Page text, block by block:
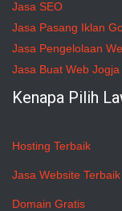
Jasa SEO
Jasa Pasang Iklan
Jasa Pengelolaan
Jasa Buat Web Jogja
Kenapa Pilih
Hosting Terbaik
Jasa Website Terbaik
Domain Gratis